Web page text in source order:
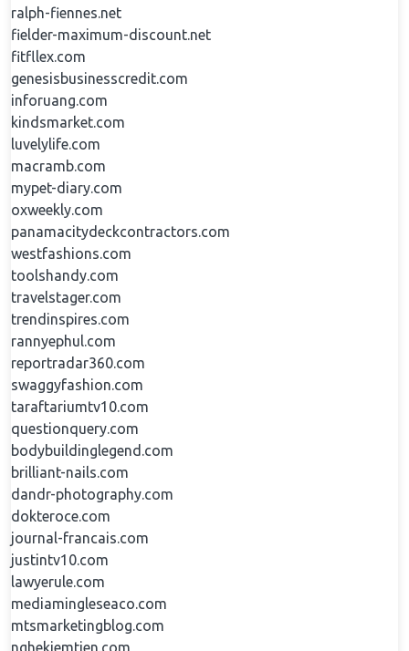
ralph-fiennes.net
fielder-maximum-discount.net
fitfllex.com
genesisbusinesscredit.com
inforuang.com
kindsmarket.com
luvelylife.com
macramb.com
mypet-diary.com
oxweekly.com
panamacitydeckcontractors.com
westfashions.com
toolshandy.com
travelstager.com
trendinspires.com
rannyephul.com
reportradar360.com
swaggyfashion.com
taraftariumtv10.com
questionquery.com
bodybuildinglegend.com
brilliant-nails.com
dandr-photography.com
dokteroce.com
journal-francais.com
justintv10.com
lawyerule.com
mediamingleseaco.com
mtsmarketingblog.com
nghekiemtien.com